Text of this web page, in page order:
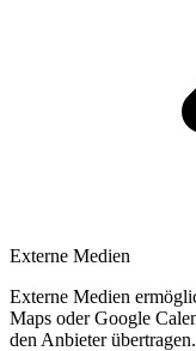
Externe Medien
Externe Medien
Maps oder Google
den Anbieter übertragen.